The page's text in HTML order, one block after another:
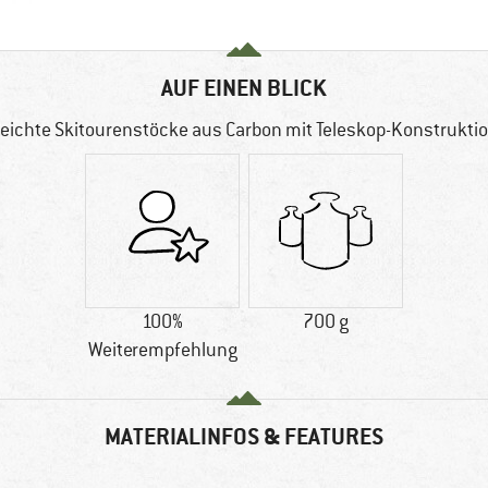
AUF EINEN BLICK
Skitourenstöcke aus Carbon mit Teleskop-
100%
Weiterempfehlung
700 g
MATERIALINFOS & FEATURES